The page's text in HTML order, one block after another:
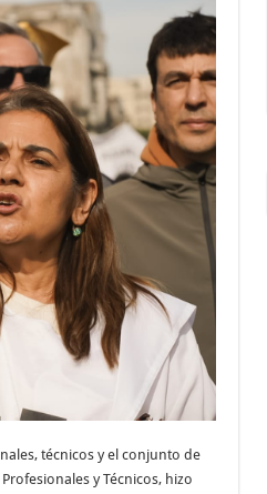
técnicos y el conjunto de
y Técnicos, hizo